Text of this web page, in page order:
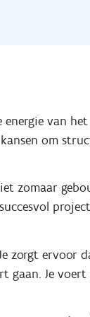
van het
om
zomaar
zorgt ervoor
Je voert